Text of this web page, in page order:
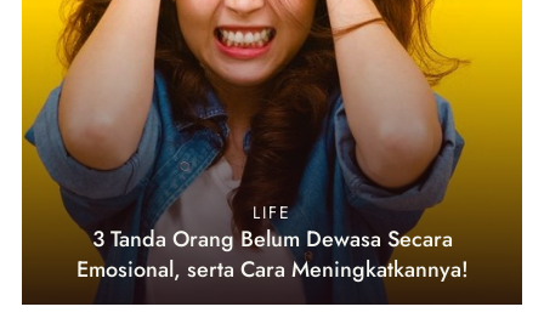
LIFE
3 Tanda Orang Belum Dewasa Secara
Emosional, serta Cara Meningkatkannya!